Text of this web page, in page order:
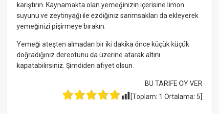
karıştırın. Kaynamakta olan yemeğinizin içerisine limon
suyunu ve zeytinyağı ile ezdiğiniz sarımsakları da ekleyerek
yemeğinizi pişirmeye bırakın.
Yemeği ateşten almadan bir iki dakika önce küçük küçük
doğradığınız dereotunu da üzerine atarak altını
kapatabilirsiniz. Şimdiden afiyet olsun.
BU TARİFE OY VER
[Toplam: 1 Ortalama: 5